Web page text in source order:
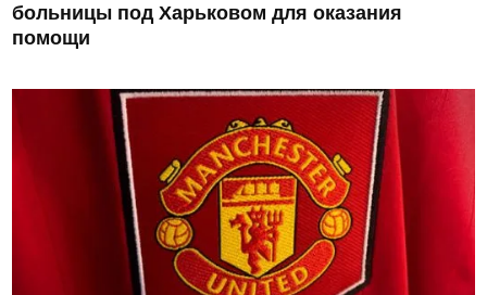
больницы под Харьковом для оказания
помощи